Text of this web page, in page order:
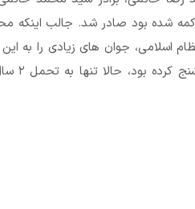
شده بود صادر شد. جالب اینکه
اسلامی، جوان های زیادی را به این
خیابان کشانده و کشور